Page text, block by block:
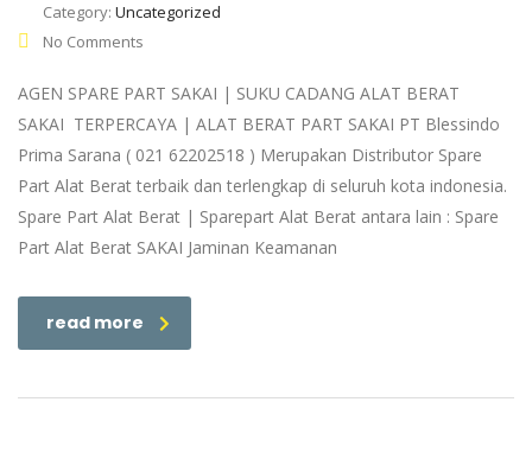
Category: Uncategorized
No Comments
AGEN SPARE PART SAKAI | SUKU CADANG ALAT BERAT
SAKAI TERPERCAYA | ALAT BERAT PART SAKAI PT Blessindo
Prima Sarana ( 021 62202518 ) Merupakan Distributor Spare
Part Alat Berat terbaik dan terlengkap di seluruh kota indonesia.
Spare Part Alat Berat | Sparepart Alat Berat antara lain : Spare
Part Alat Berat SAKAI Jaminan Keamanan
read more